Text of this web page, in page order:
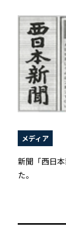
メディア
新聞「西日
た。